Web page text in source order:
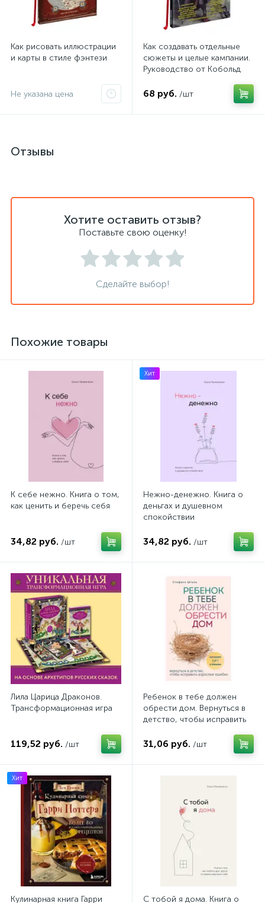
Как рисовать иллюстрации
и карты в стиле фэнтези
Не указана цена
Как создавать отдельные
сюжеты и целые кампании.
Руководство от Кобольд
68 руб. /шт
Отзывы
Хотите оставить отзыв?
Поставьте свою оценку!
Сделайте выбор!
Похожие товары
К себе нежно. Книга о том,
как ценить и беречь себя
34,82 руб. /шт
Хит
Нежно-денежно. Книга о
деньгах и душевном
спокойствии
34,82 руб. /шт
Лила Царица Драконов.
Трансформационная игра
119,52 руб. /шт
Ребенок в тебе должен
обрести дом. Вернуться в
детство, чтобы исправить
31,06 руб. /шт
Хит
Кулинарная книга Гарри
С тобой я дома. Книга о